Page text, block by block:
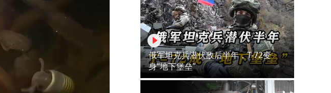
俄军坦克兵潜伏敌后半年，T-72变
身“地下堡垒”